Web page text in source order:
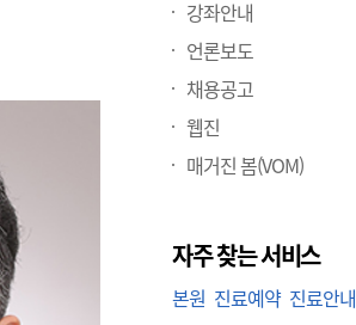
강좌안내
언론보도
채용공고
웹진
매거진 봄(VOM)
자주 찾는 서비스
본원 진료예약 진료안내